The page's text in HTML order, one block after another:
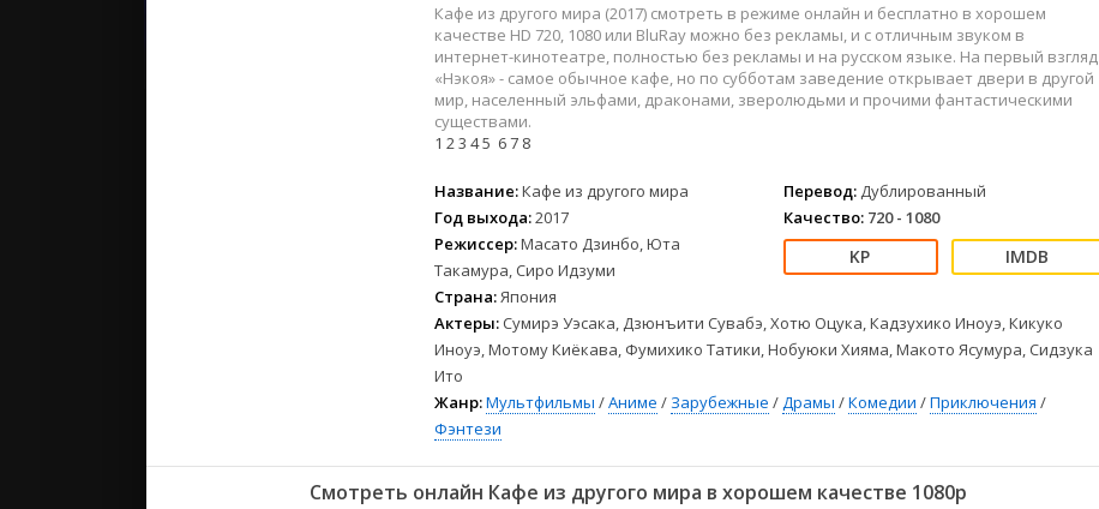
2024
2023
2022
2021
СССР
Зарубежные
Военные
Детективы
Детские
Драмы
Приключения
Семейные
Спорт
Триллеры
Фэнтези
2024
2023
2022
2021
СССР
Фильмы из соцетей
Кафе из другого мира (2017) смотреть в режиме онлайн и бесплатно в хорошем
качестве HD 720, 1080 или BluRay можно без рекламы, и с отличным звуком в
интернет-кинотеатре, полностью без рекламы и на русском языке. На первый взгляд
«Нэкоя» - самое обычное кафе, но по субботам заведение открывает двери в другой
мир, населенный эльфами, драконами, зверолюдьми и прочими фантастическими
существами.
1 23 45 67 8
Название:Кафе из другого мира
Год выхода:2017
Режиссер:Масато Дзинбо, Юта
Такамура, Сиро Идзуми
Страна:Япония
Перевод: Дублированный
Качество: 720 - 1080
Актеры: Сумирэ Уэсака, Дзюнъити Сувабэ, Хотю Оцука, Кадзухико Иноуэ, Кикуко
Иноуэ, Мотому Киёкава, Фумихико Татики, Нобуюки Хияма, Макото Ясумура, Сидзука
Ито
Жанр:Мультфильмы /Аниме / Зарубежные /Драмы /Комедии /Приключения /
Фэнтези
Смотреть онлайн Кафе из другого мира в хорошем качестве 1080p